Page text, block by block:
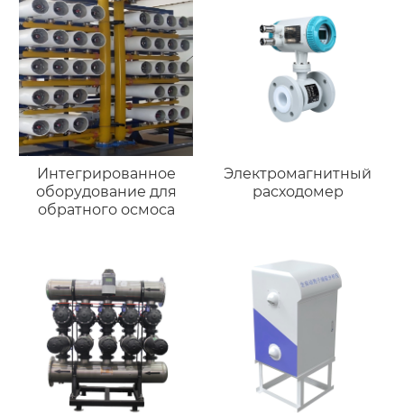
Интегрированное
оборудование для
обратного осмоса
Электромагнитный
расходомер